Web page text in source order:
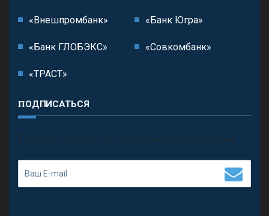
«Внешпромбанк» «Банк Югра»
«Банк ГЛОБЭКС» «Совкомбанк»
«ТРАСТ»
ПОДПИСАТЬСЯ
П олучить последние обновления и предложения.